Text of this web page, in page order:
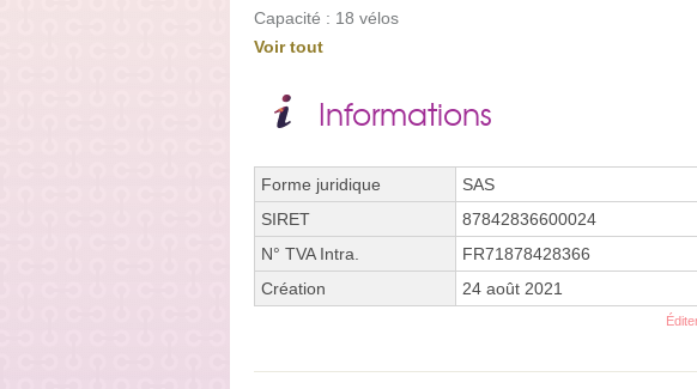
Capacité : 18 vélos
Voir tout
Informations
Forme juridique
SAS
SIRET
87842836600024
N° TVA Intra.
FR71878428366
Création
24 août 2021